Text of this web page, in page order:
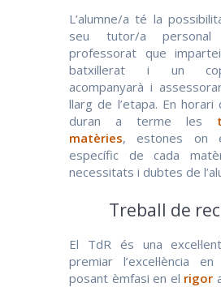
L’alumne/a té la
seu tutor/a personal
professorat que
batxillerat i un
acompanyarà i
llarg de l’etapa. En
duran a terme les
matèries, estones on
específic de cada
necessitats i dubtes de
Treball de
El TdR és una
premiar l’excel·lència
posant èmfasi en el rigor